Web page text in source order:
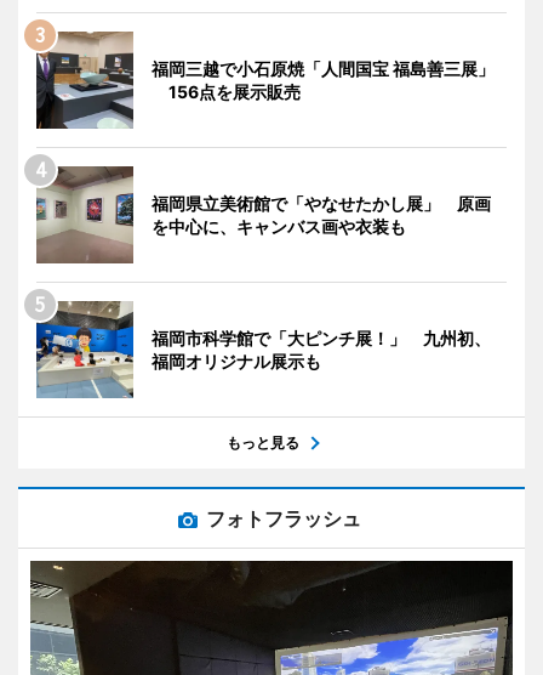
福岡三越で小石原焼「人間国宝 福島善三展」
156点を展示販売
福岡県立美術館で「やなせたかし展」 原画
を中心に、キャンバス画や衣装も
福岡市科学館で「大ピンチ展！」 九州初、
福岡オリジナル展示も
もっと見る
フォトフラッシュ